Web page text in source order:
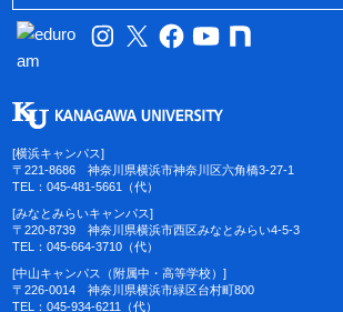
[横浜キャンパス]
〒221-8686 神奈川県横浜市神奈川区六角橋3-27-1
TEL：045-481-5661（代）
[みなとみらいキャンパス]
〒220-8739 神奈川県横浜市西区みなとみらい4-5-3
TEL：045-664-3710（代）
[中山キャンパス（附属中・高等学校）]
〒226-0014 神奈川県横浜市緑区台村町800
TEL：045-934-6211（代）